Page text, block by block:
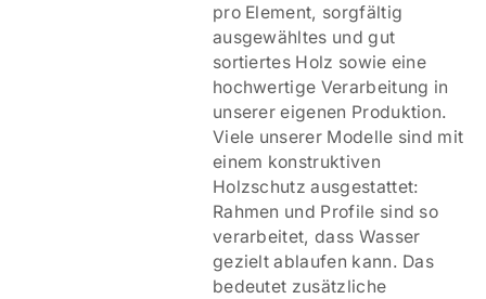
pro Element, sorgfältig
ausgewähltes und gut
sortiertes Holz sowie eine
hochwertige Verarbeitung in
unserer eigenen Produktion.
Viele unserer Modelle sind mit
einem konstruktiven
Holzschutz ausgestattet:
Rahmen und Profile sind so
verarbeitet, dass Wasser
gezielt ablaufen kann. Das
bedeutet zusätzliche